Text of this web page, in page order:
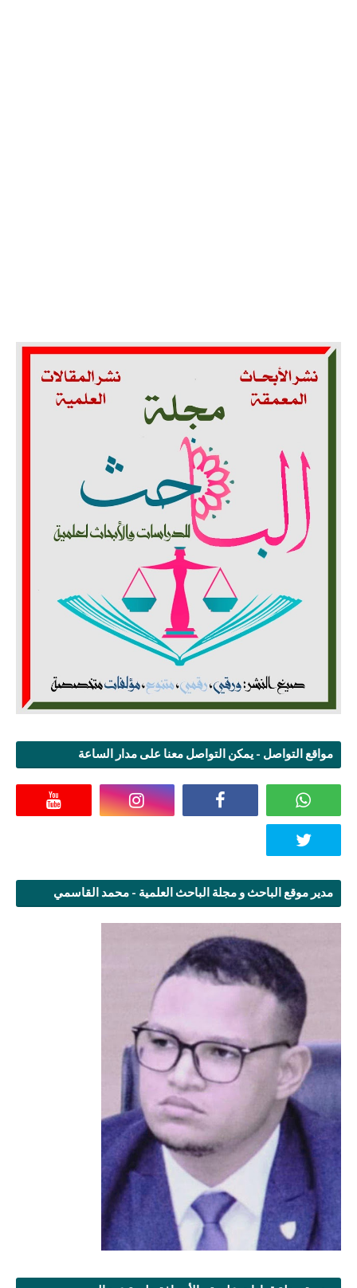
مواقع التواصل - يمكن التواصل معنا على مدار الساعة
مدير موقع الباحث و مجلة الباحث العلمية - محمد القاسمي